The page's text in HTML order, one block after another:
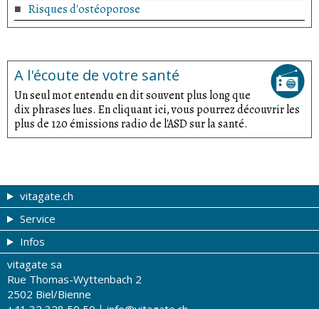
Risques d'ostéoporose
A l'écoute de votre santé
Un seul mot entendu en dit souvent plus long que
dix phrases lues. En cliquant ici, vous pourrez découvrir les
plus de 120 émissions radio de l'ASD sur la santé.
vitagate.ch
Forme et beauté
Thèmes de A à Z
Thérapies
La santé sur les ondes
Service
Coupons
Tribune du droguiste
Recherche de drogueries
Infos
Impressum
Conditions d'utilisation
vitagate sa
Rue Thomas-Wyttenbach 2
2502 Biel/Bienne